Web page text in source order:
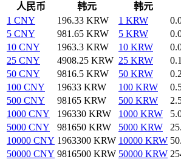
人民币
韩元 韩元
1 CNY
196.33 KRW 1 KRW
5 CNY
981.65 KRW 5 KRW
10 CNY
1963.3 KRW 10 KRW
25 CNY
4908.25 KRW 25 KRW
50 CNY
9816.5 KRW 50 KRW
100 CNY
19633 KRW 100 KRW
500 CNY
98165 KRW 500 KRW
1000 CNY
196330 KRW 1000 KRW
5000 CNY
981650 KRW 5000 KRW
10000 CNY 1963300 KRW 10000 KRW
50000 CNY 9816500 KRW 50000 KRW